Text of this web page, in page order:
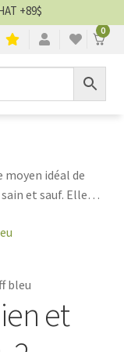
0
+89$
idéal de
et sauf. Elle
et sur l'endos est
sécurité.
bleu
et